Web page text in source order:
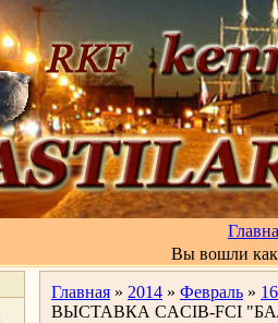
Вы вошли
Главная » 2014 » Февраль » 16
ВЫСТАВКА CACIB-FCI